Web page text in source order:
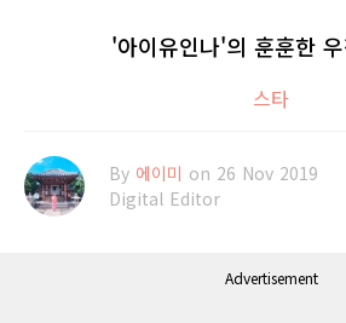
'아이유인나'의 훈훈한
스타
By 에이미 on 26 Nov 2019
Digital Editor
Advertisement